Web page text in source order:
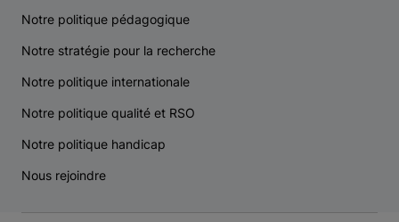
Notre politique pédagogique
Notre stratégie pour la recherche
Notre politique internationale
Notre politique qualité et RSO
Notre politique handicap
Nous rejoindre